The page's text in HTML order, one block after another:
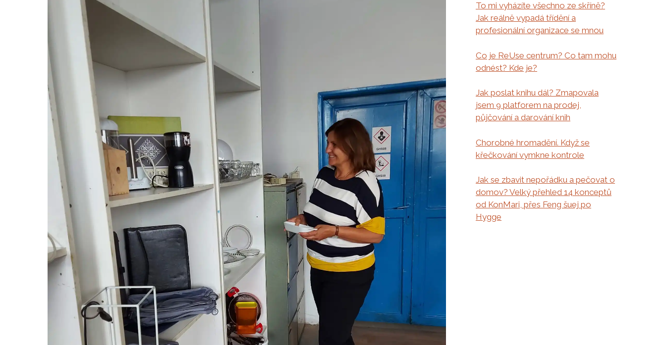
To mi vyházíte všechno ze skříně?
Jak reálně vypadá třídění a
profesionální organizace se mnou
Co je ReUse centrum? Co tam mohu
odnést? Kde je?
Jak poslat knihu dál? Zmapovala
jsem 9 platforem na prodej,
půjčování a darování knih
Chorobné hromadění. Když se
křečkování vymkne kontrole
Jak se zbavit nepořádku a pečovat o
domov? Velký přehled 14 konceptů
od KonMari, přes Feng šuej po
Hygge